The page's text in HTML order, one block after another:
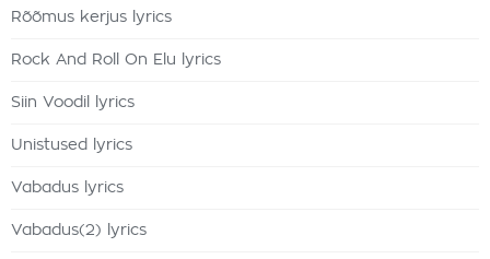
Rõõmus kerjus lyrics
Rock And Roll On Elu lyrics
Siin Voodil lyrics
Unistused lyrics
Vabadus lyrics
Vabadus(2) lyrics